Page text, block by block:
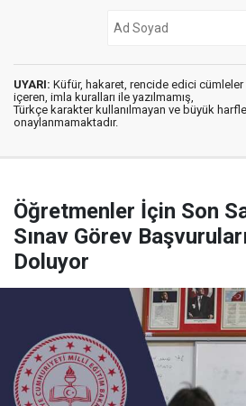
UYARI: Küfür, hakaret, rencide edici cümleler
içeren, imla kuralları ile yazılmamış,
Türkçe karakter kullanılmayan ve büyük
onaylanmamaktadır.
Öğretmenler İçin Son
Sınav Görev
Doluyor